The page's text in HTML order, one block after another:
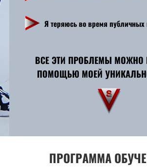
Я теряюсь во время публичных
ВСЕ ЭТИ ПРОБЛЕМЫ МОЖНО
ПОМОЩЬЮ МОЕЙ
ПРОГРАММА